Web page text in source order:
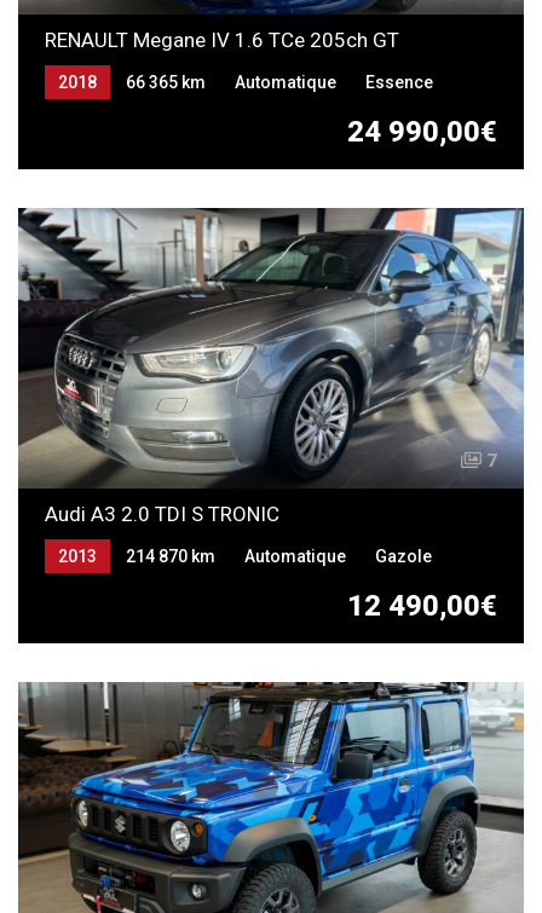
RENAULT Megane IV 1.6 TCe 205ch GT
24 990,00€
2018 66 365 km Automatique Essence
7
Audi A3 2.0 TDI S TRONIC
12 490,00€
2013 214 870 km Automatique Gazole